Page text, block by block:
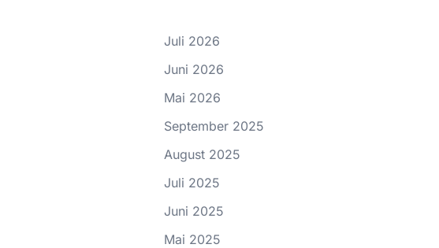
Juli 2026
Juni 2026
Mai 2026
September 2025
August 2025
Juli 2025
Juni 2025
Mai 2025